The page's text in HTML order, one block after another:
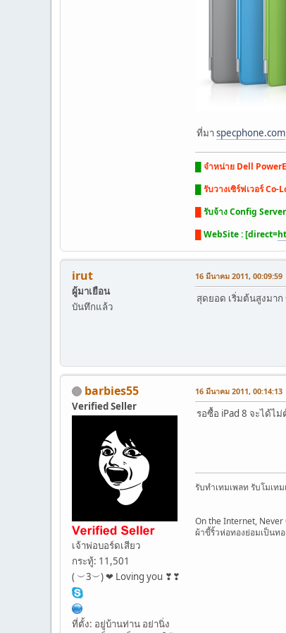
ที่มาspecphone.com
จำหน่าย Dell
รับวางเซิร์ฟเวอร์
รับจ้าง Config
WebSite : [direct=
irut
ผู้มาเยือน
บันทึกแล้ว
16 มีนาคม 2011, 00:09:59
สุดยอด เริ่มต้นสูงมา
barbies55
Verified Seller
เจ้าพ่อบอร์ดเสียว
กระทู้: 11,501
( ︶3︶) ❤ Loving you ❣❣
ที่ตั้ง: อยู่บ้านท่าน อย่านิ่ง
16 มีนาคม 2011, 00:14:13
รอซื้อ iPad 8 จะได้ไ
รับทำเทมเพลท รับโมเท
On the Internet, Never
ผ้าขี้ริ้วห่อทองย่อมเป็นท